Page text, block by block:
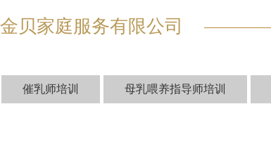
贝家庭服务有限公司
催乳师培训 母乳喂养指导师培训